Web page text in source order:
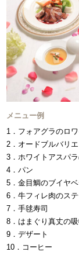
メニュー例
1．フォアグラのロ
2．オードブルバリエ
3．ホワイトアスパ
4．パン
5．金目鯛のブイヤ
6．牛フィレ肉のス
7．手毬寿司
8．はまぐり真丈の
9．デザート
10．コーヒー